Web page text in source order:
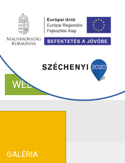
0
WEBSHOP
GALÉRIA